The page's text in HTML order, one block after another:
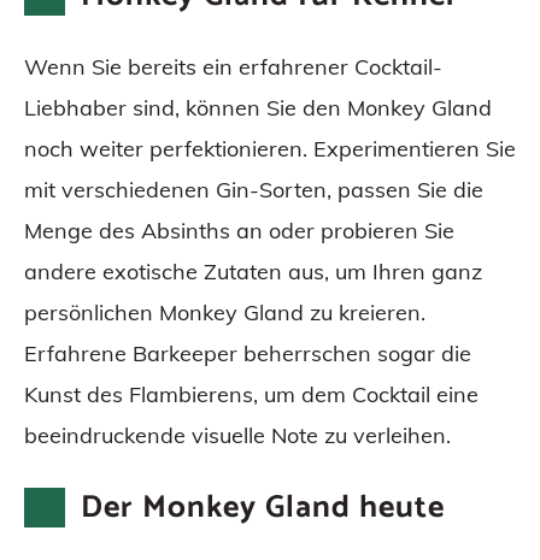
Wenn Sie bereits ein erfahrener Cocktail-
Liebhaber sind, können Sie den Monkey Gland
noch weiter perfektionieren. Experimentieren Sie
mit verschiedenen Gin-Sorten, passen Sie die
Menge des Absinths an oder probieren Sie
andere exotische Zutaten aus, um Ihren ganz
persönlichen Monkey Gland zu kreieren.
Erfahrene Barkeeper beherrschen sogar die
Kunst des Flambierens, um dem Cocktail eine
beeindruckende visuelle Note zu verleihen.
Der Monkey Gland heute